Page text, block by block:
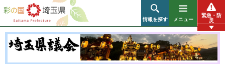
彩の国 埼玉県
情報を探す メニュー
緊急・防
災